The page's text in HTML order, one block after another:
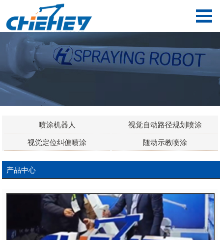
喷涂机器人
视觉自动路径规划喷涂
视觉定位纠偏喷涂
随动示教喷涂
产品中心